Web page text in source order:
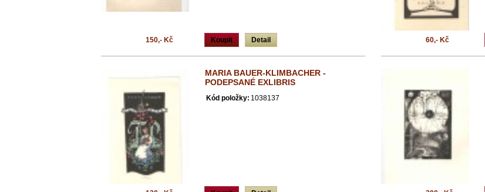
Koupit Detail
150,- Kč 60,- Kč
MARIA BAUER-KLIMBACHER -
PODEPSANÉ EXLIBRIS
Kód položky: 1038137